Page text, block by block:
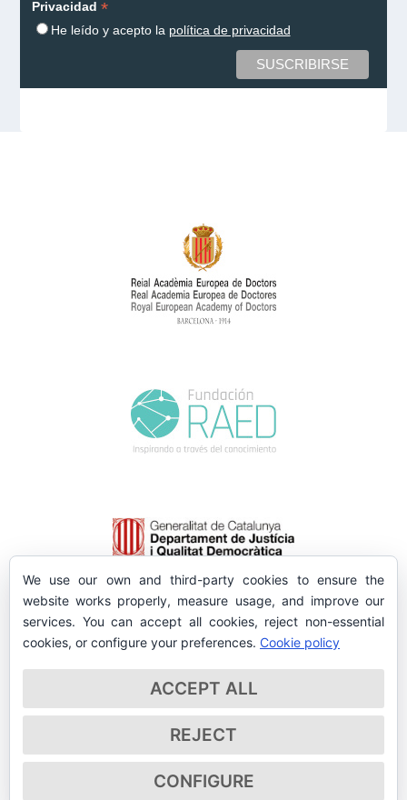
Privacidad *
He leído y acepto la política de privacidad
We use our own and third-party cookies to ensure the
website works properly, measure usage, and improve our
services. You can accept all cookies, reject non-essential
cookies, or configure your preferences. Cookie policy
ACCEPT ALL
REJECT
CONFIGURE